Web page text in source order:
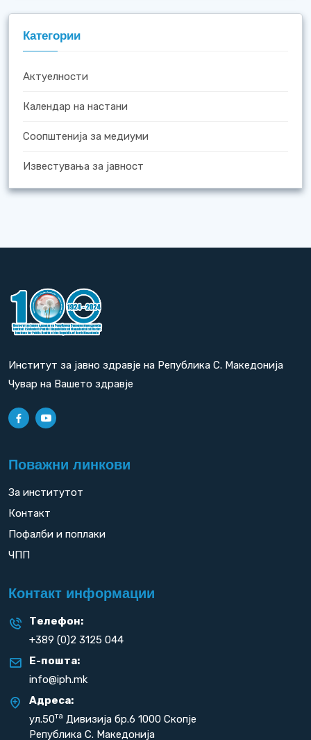
Категории
Актуелности
Календар на настани
Соопштенија за медиуми
Известувања за јавност
Институт за јавно здравје на Република С. Македонија
Чувар на Вашето здравје
Поважни линкови
За институтот
Контакт
Пофалби и поплаки
ЧПП
Контакт информации
Телефон:
+389 (0)2 3125 044
Е-пошта:
info@iph.mk
Адреса:
ул.50та Дивизија бр.6 1000 Скопје
Република С. Македонија